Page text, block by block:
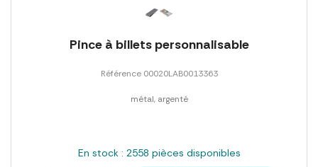
Pince à billets personnalisable
Référence 00020LAB0013363
métal, argenté
En stock : 2558 pièces disponibles